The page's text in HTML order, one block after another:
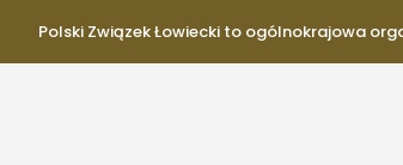
Polski Związek Łowiecki to ogólnokrajowa